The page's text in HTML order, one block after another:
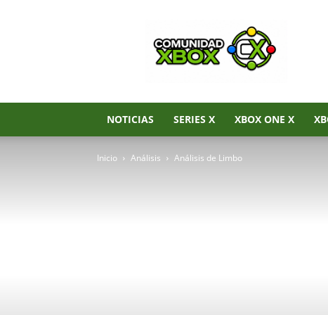
Noticias
de
Xbox
Series
Xbox
One
360
NOTICIAS SERIES X XBOX ONE X
Inicio Análisis Análisis de Limbo